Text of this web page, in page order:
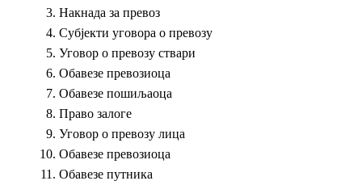
Накнада за превоз
Субјекти уговора о превозу
Уговор о превозу ствари
Обавезе превозиоца
Обавезе пошиљаоца
Право залоге
Уговор о превозу лица
Обавезе превозиоца
Обавезе путника